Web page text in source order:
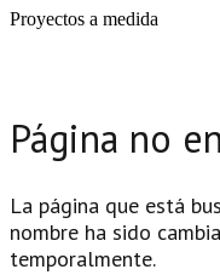
Proyectos a medida
Página no
La página que está
nombre ha sido
temporalmente.